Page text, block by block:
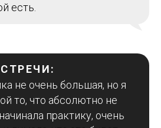
есть.
не очень большая, но я
то, что абсолютно не
практику, очень